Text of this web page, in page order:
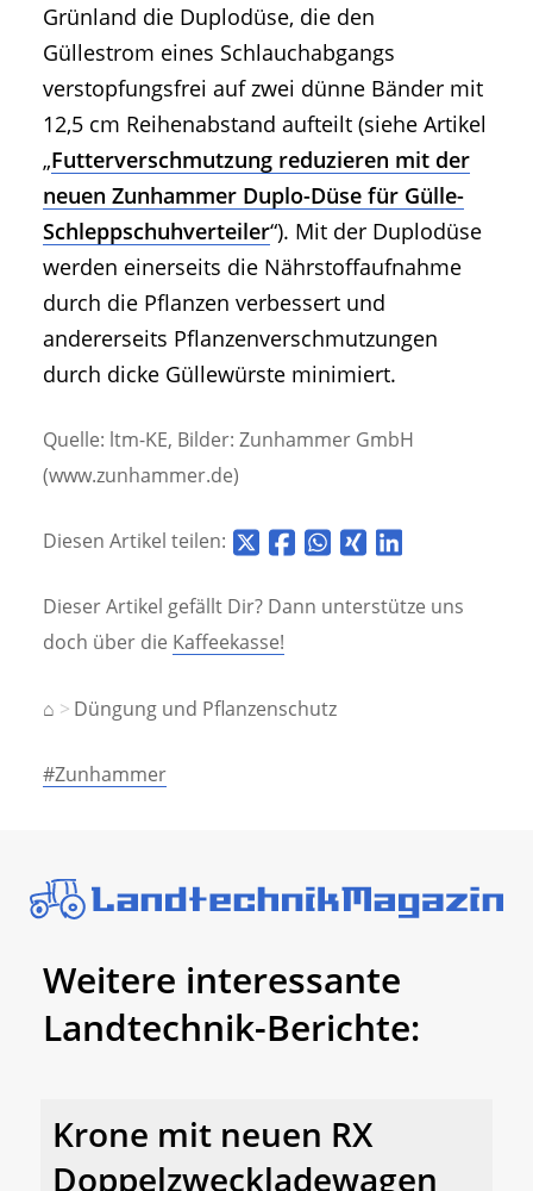
Grünland die Duplodüse, die den
Güllestrom eines Schlauchabgangs
verstopfungsfrei auf zwei dünne Bänder mit
12,5 cm Reihenabstand aufteilt (siehe Artikel
„Futterverschmutzung reduzieren mit der
neuen Zunhammer Duplo-Düse für Gülle-
Schleppschuhverteiler“). Mit der Duplodüse
werden einerseits die Nährstoffaufnahme
durch die Pflanzen verbessert und
andererseits Pflanzenverschmutzungen
durch dicke Güllewürste minimiert.
Quelle: ltm-KE, Bilder: Zunhammer GmbH
(www.zunhammer.de)
Diesen Artikel teilen:
Dieser Artikel gefällt Dir? Dann unterstütze uns
doch über die Kaffeekasse!
⌂ Düngung und Pflanzenschutz
#Zunhammer
Weitere interessante
Landtechnik-Berichte:
Krone mit neuen RX
Doppelzweckladewagen